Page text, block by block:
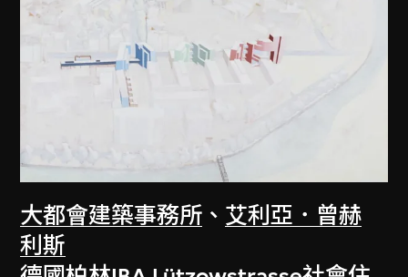
大都會建築事務所 、 艾利亞．曾赫
利斯